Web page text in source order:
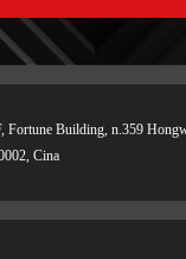
Fortune Building, n.359
Cina